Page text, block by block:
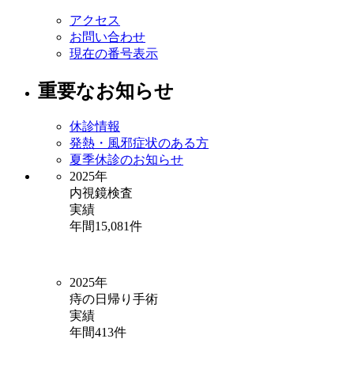
アクセス
お問い合わせ
現在の番号表示
重要なお知らせ
休診情報
発熱・風邪症状のある方
夏季休診のお知らせ
2025年
内視鏡検査
実績
年間15,081件
2025年
痔の日帰り手術
実績
年間413件